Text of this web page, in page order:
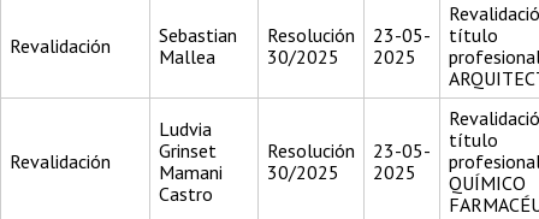
Revalidación
Sebastian
Mallea
Resolución
30/2025
23-05-
2025
título
Revalidación
Ludvia
Grinset
Mamani
Castro
Resolución
30/2025
23-05-
2025
título
QUÍMICO